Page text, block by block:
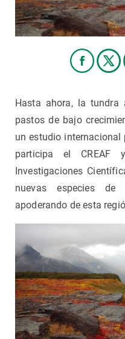
Hasta ahora, la
pastos de bajo
un estudio internacional
participa el CREAF
Investigaciones
nuevas especies
apoderando de esta